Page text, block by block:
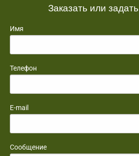
Заказать или
Имя
Телефон
E-mail
Сообщение